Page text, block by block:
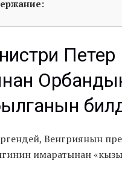
Венгриянын
имаратынан